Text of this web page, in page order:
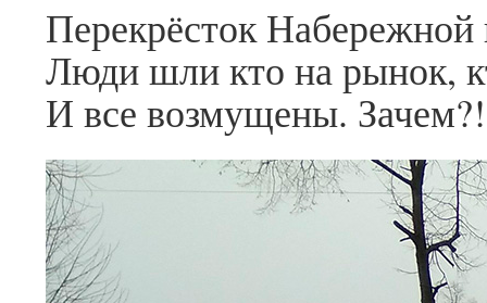
Перекрёсток Набережной
Люди шли кто на рынок,
И все возмущены. Зачем?!